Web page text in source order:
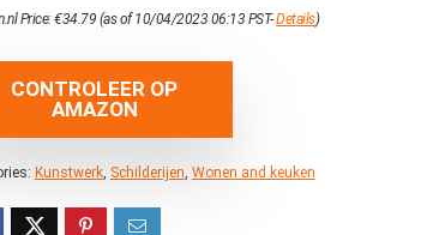
Price:€34.79 (as of 10/04/2023 06:13 PST-Details)
CONTROLEER OP
AMAZON
Kunstwerk, Schilderijen, Wonen and keuken